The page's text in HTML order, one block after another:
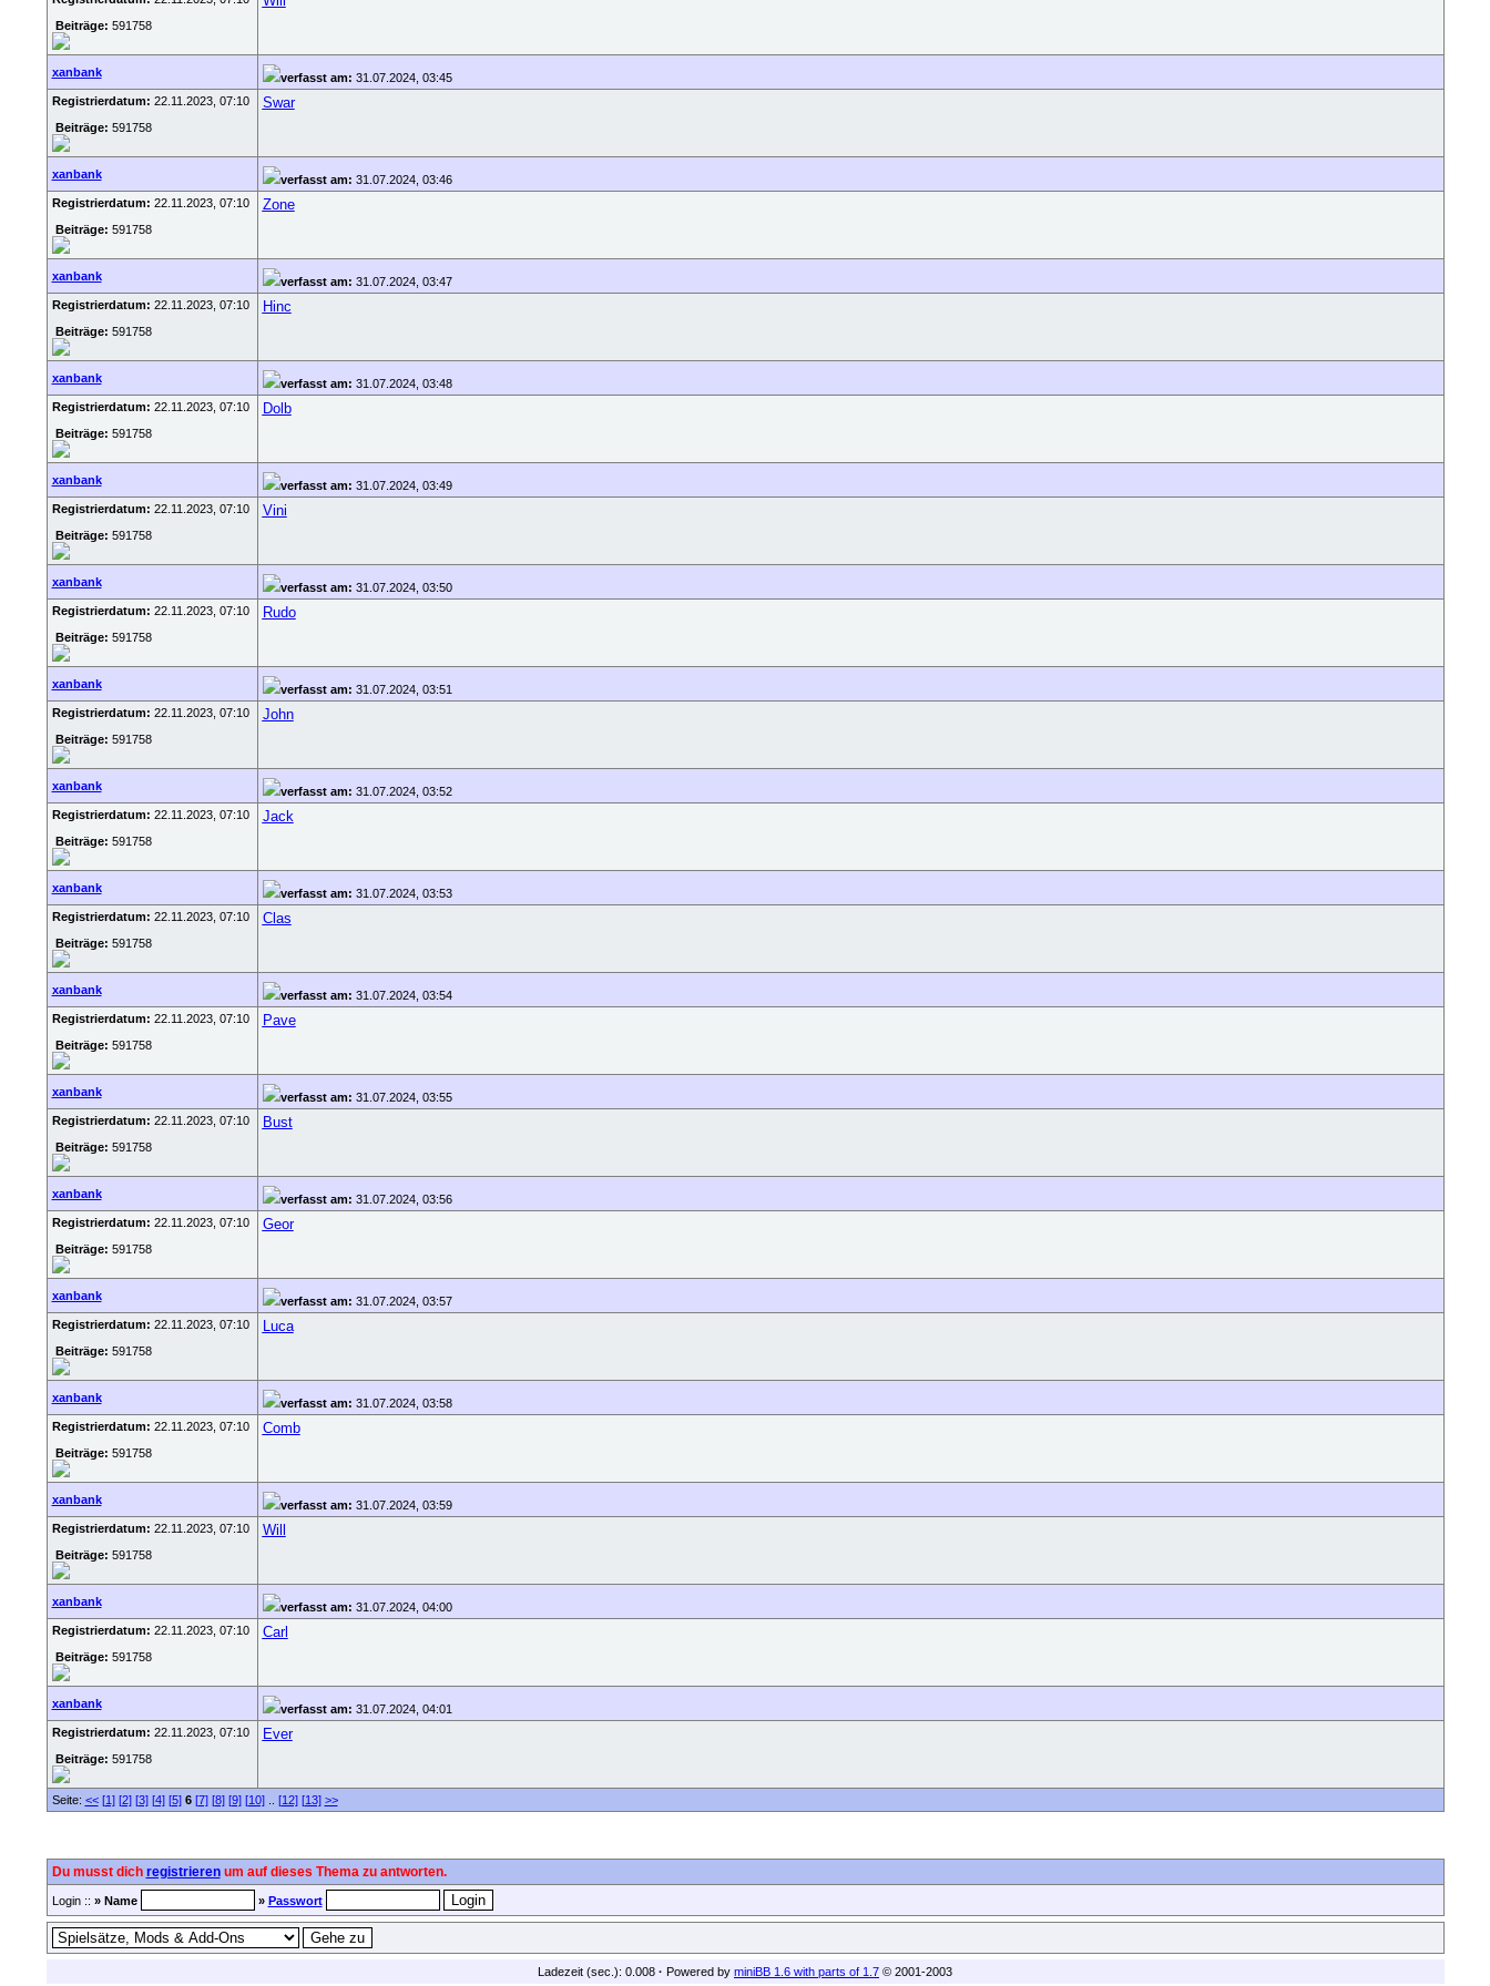
Beiträge: 591758
xanbank verfasst am: 31.07.2024, 03:45
Registrierdatum: 22.11.2023, 07:10
Beiträge: 591758
Swar
xanbank verfasst am: 31.07.2024, 03:46
Registrierdatum: 22.11.2023, 07:10
Beiträge: 591758
Zone
xanbank verfasst am: 31.07.2024, 03:47
Registrierdatum: 22.11.2023, 07:10
Beiträge: 591758
Hinc
xanbank verfasst am: 31.07.2024, 03:48
Registrierdatum: 22.11.2023, 07:10
Beiträge: 591758
Dolb
xanbank verfasst am: 31.07.2024, 03:49
Registrierdatum: 22.11.2023, 07:10
Beiträge: 591758
Vini
xanbank verfasst am: 31.07.2024, 03:50
Registrierdatum: 22.11.2023, 07:10
Beiträge: 591758
Rudo
xanbank verfasst am: 31.07.2024, 03:51
Registrierdatum: 22.11.2023, 07:10
Beiträge: 591758
John
xanbank verfasst am: 31.07.2024, 03:52
Registrierdatum: 22.11.2023, 07:10
Beiträge: 591758
Jack
xanbank verfasst am: 31.07.2024, 03:53
Registrierdatum: 22.11.2023, 07:10
Beiträge: 591758
Clas
xanbank verfasst am: 31.07.2024, 03:54
Registrierdatum: 22.11.2023, 07:10
Beiträge: 591758
Pave
xanbank verfasst am: 31.07.2024, 03:55
Registrierdatum: 22.11.2023, 07:10
Beiträge: 591758
Bust
xanbank verfasst am: 31.07.2024, 03:56
Registrierdatum: 22.11.2023, 07:10
Beiträge: 591758
Geor
xanbank verfasst am: 31.07.2024, 03:57
Registrierdatum: 22.11.2023, 07:10
Beiträge: 591758
Luca
xanbank verfasst am: 31.07.2024, 03:58
Registrierdatum: 22.11.2023, 07:10
Beiträge: 591758
Comb
xanbank verfasst am: 31.07.2024, 03:59
Registrierdatum: 22.11.2023, 07:10
Beiträge: 591758
Will
xanbank verfasst am: 31.07.2024, 04:00
Registrierdatum: 22.11.2023, 07:10
Beiträge: 591758
Carl
xanbank verfasst am: 31.07.2024, 04:01
Registrierdatum: 22.11.2023, 07:10
Beiträge: 591758
Ever
Seite: << [1] [2] [3] [4] [5] 6 [7] [8] [9] [10].. [12] [13] >>
Du musst dich registrierenum auf dieses Thema zu antworten.
Login :: » Name » Passwort
Ladezeit (sec.): 0.008 · Powered by miniBB 1.6 with parts of 1.7 © 2001-2003